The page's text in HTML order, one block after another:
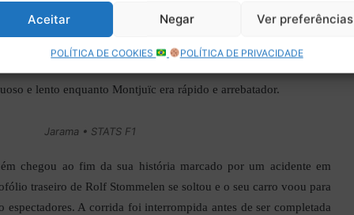
Aceitar Negar Ver preferências
POLÍTICA DE COOKIES POLÍTICA DE PRIVACIDADE
disponíveis, a necessidade das competições se alternarem entre
Jarama recebia as corridas nos anos pares e Montjuïc nos
e lento enquanto Montjuïc era rápido e arrebatador.
Jarama • STATS F1
chegou ao fim da sua história marcado por um acidente em
traseiro de Rolf Stommelen se soltou e o seu carro voou para
espectadores. A corrida foi interrompida antes de ser completada